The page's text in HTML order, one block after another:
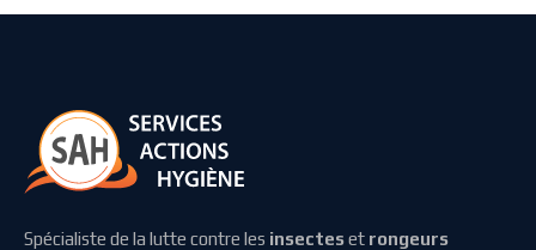
Spécialiste de la lutte contre les insecteset rongeurs